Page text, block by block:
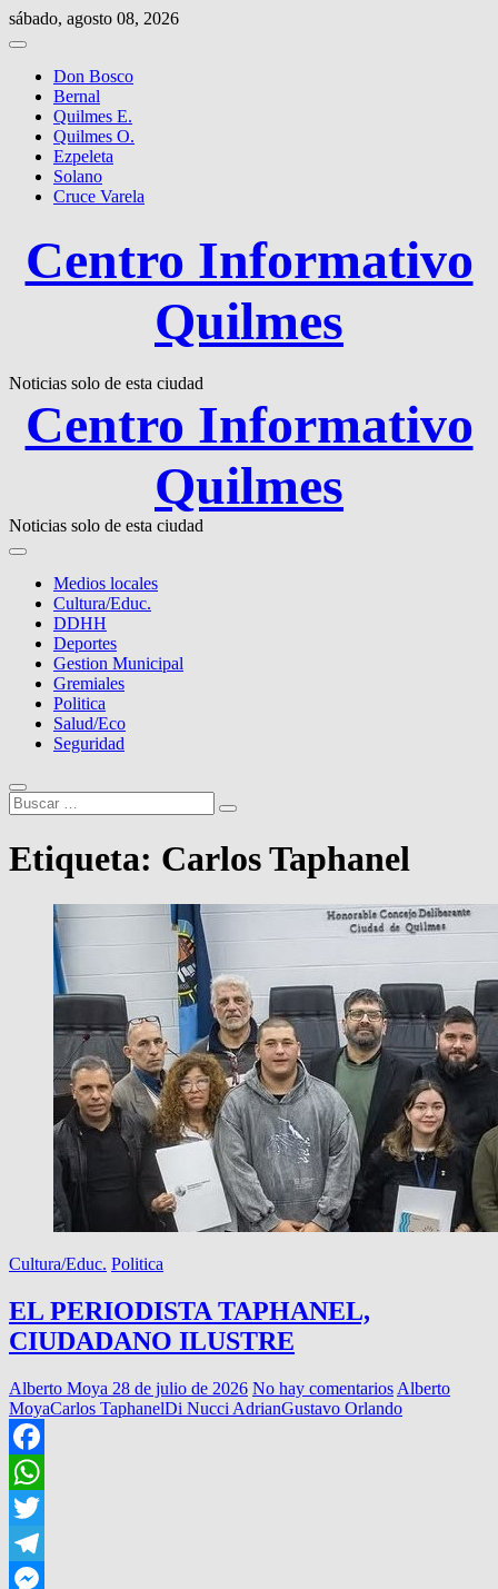
Saltar
al
sábado, agosto 08, 2026
Don Bosco
Bernal
Quilmes E.
Quilmes O.
Ezpeleta
Solano
Cruce Varela
Centro Informativo
Quilmes
Noticias solo de esta ciudad
Centro Informativo
Quilmes
Noticias solo de esta ciudad
Medios locales
Cultura/Educ.
DDHH
Deportes
Gestion Municipal
Gremiales
Politica
Salud/Eco
Seguridad
Buscar
…
Etiqueta: Carlos Taphanel
Cultura/Educ. Politica
EL PERIODISTA TAPHANEL,
CIUDADANO ILUSTRE
Alberto Moya 28 de julio de 2026 No hay comentarios Alberto
MoyaCarlos TaphanelDi Nucci AdrianGustavo Orlando
Facebook
WhatsApp
Twitter
Telegram